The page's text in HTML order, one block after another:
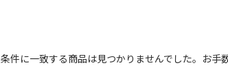
条件に一致する商品は見つかりませんでした。お手